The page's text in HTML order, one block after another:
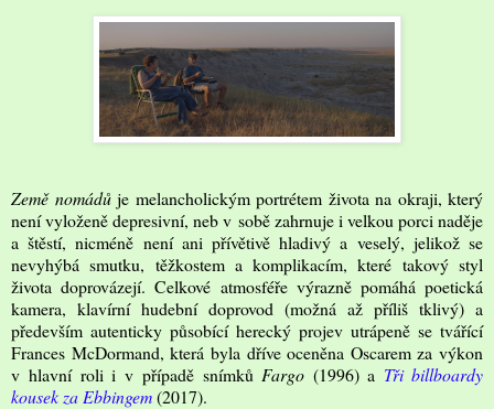
Země nomádůje melancholickým portrétem života na okraji, který
není vyloženě depresivní, neb v sobě zahrnuje i velkou porci naděje
a štěstí, nicméně není ani přívětivě hladivý a veselý, jelikož se
nevyhýbá smutku, těžkostem a komplikacím, které takový styl
života doprovázejí. Celkové atmosféře výrazně pomáhá poetická
kamera, klavírní hudební doprovod (možná až příliš tklivý) a
především autenticky působící herecký projev utrápeně se tvářící
Frances McDormand, která byla dříve oceněna Oscarem za výkon
v hlavní roli i v případě snímků Fargo (1996) a Tři billboardy
kousek za Ebbingem(2017).